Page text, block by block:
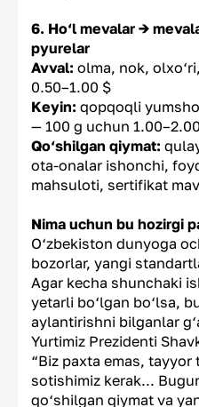
6. Ho‘l mevalar →
pyurelar
Avval: olma, nok,
0.50–1.00 $
Keyin: qopqoqli
— 100 g uchun
Qo‘shilgan qiymat:
ota-onalar ishonchi,
mahsuloti, sertifikat
Nima uchun bu hozirgi
O‘zbekiston dunyoga
bozorlar, yangi
Agar kecha shunchaki
yetarli bo‘lgan bo‘lsa,
aylantirishni bilganlar
Yurtimiz Prezidenti
“Biz paxta emas,
sotishimiz kerak...
qo‘shilgan qiymat va